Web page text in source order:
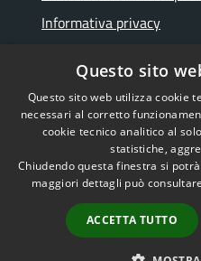
Informativa privacy
Dichiarazione di
RSS
Accessibilità
Questo sito
Questo sito web utilizza cookie
necessari al corretto
cookie tecnico analitico al
statistiche,
Chiudendo questa finestra si
maggiori dettagli può
ACCETTA TUTTO